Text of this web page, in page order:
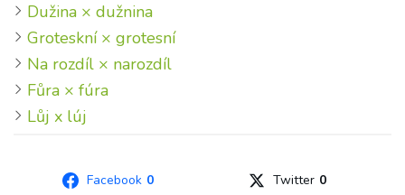
Dužina × dužnina
Groteskní × grotesní
Na rozdíl × narozdíl
Fůra × fúra
Lůj x lúj
Facebook 0 Twitter 0